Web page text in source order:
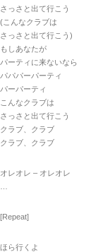
さっさと出て行こう
(こんなクラブは
さっさと出て行こう)
もしあなたが
パーティに来ないなら
パパパーパーティ
パーパーティ
こんなクラブは
さっさと出て行こう
クラブ、クラブ
クラブ、クラブ
オレオレ – オレオレ
[Repeat]
ほら行くよ